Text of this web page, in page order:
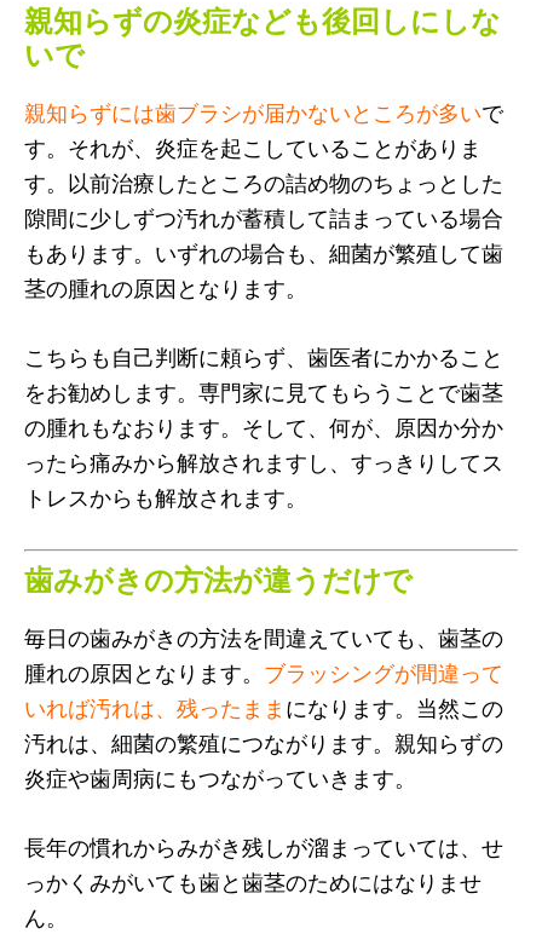
親知らずの炎症なども後回しにしな
いで
親知らずには歯ブラシが届かないところが多いで
す。それが、炎症を起こしていることがありま
す。以前治療したところの詰め物のちょっとした
隙間に少しずつ汚れが蓄積して詰まっている場合
もあります。いずれの場合も、細菌が繁殖して歯
茎の腫れの原因となります。
こちらも自己判断に頼らず、歯医者にかかること
をお勧めします。専門家に見てもらうことで歯茎
の腫れもなおります。そして、何が、原因か分か
ったら痛みから解放されますし、すっきりしてス
トレスからも解放されます。
歯みがきの方法が違うだけで
毎日の歯みがきの方法を間違えていても、歯茎の
腫れの原因となります。 ブラッシングが間違って
いれば汚れは、残ったまま になります。当然この
汚れは、細菌の繁殖につながります。親知らずの
炎症や歯周病にもつながっていきます。
長年の慣れからみがき残しが溜まっていては、せ
っかくみがいても歯と歯茎のためにはなりませ
ん。